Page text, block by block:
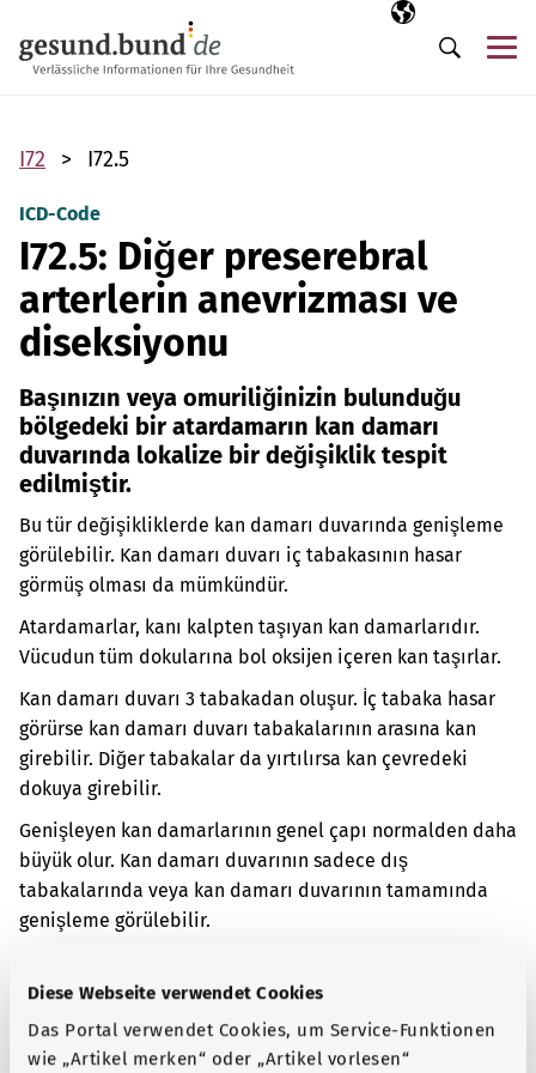
Diese Webseite verwendet Cookies
Das Portal verwendet Cookies, um Service-Funktionen
wie „Artikel merken“ oder „Artikel vorlesen“
Seçili dil
TR
Arama
I72 I72.5
ICD-Code
I72.5: Diğer preserebral
arterlerin anevrizması ve
diseksiyonu
Başınızın veya omuriliğinizin bulunduğu
bölgedeki bir atardamarın kan damarı
duvarında lokalize bir değişiklik tespit
edilmiştir.
Bu tür değişikliklerde kan damarı duvarında genişleme
görülebilir. Kan damarı duvarı iç tabakasının hasar
görmüş olması da mümkündür.
Atardamarlar, kanı kalpten taşıyan kan damarlarıdır.
Vücudun tüm dokularına bol oksijen içeren kan taşırlar.
Kan damarı duvarı 3 tabakadan oluşur. İç tabaka hasar
görürse kan damarı duvarı tabakalarının arasına kan
girebilir. Diğer tabakalar da yırtılırsa kan çevredeki
dokuya girebilir.
Genişleyen kan damarlarının genel çapı normalden daha
büyük olur. Kan damarı duvarının sadece dış
tabakalarında veya kan damarı duvarının tamamında
genişleme görülebilir.
edemezsiniz. Ancak bu noktada kan damarı duvarının
yırtılma riski vardır. Bu durumda kanama meydana
gelebilir. Kan damarı duvarı tabakaları arasına kan